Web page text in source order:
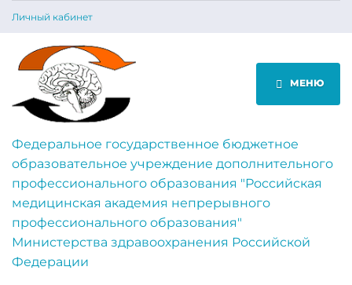
Личный кабинет
МЕНЮ
Федеральное государственное бюджетное
образовательное учреждение дополнительного
профессионального образования "Российская
медицинская академия непрерывного
профессионального образования"
Министерства здравоохранения Российской
Федерации